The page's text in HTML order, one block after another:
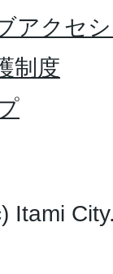
アクセ
制度
Itami